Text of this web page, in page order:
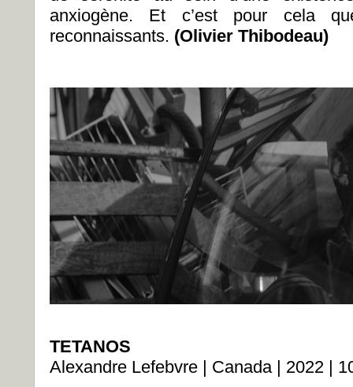
anxiogène. Et c’est pour cela
reconnaissants. (Olivier Thibodeau)
TETANOS
Alexandre Lefebvre | Canada | 2022 |